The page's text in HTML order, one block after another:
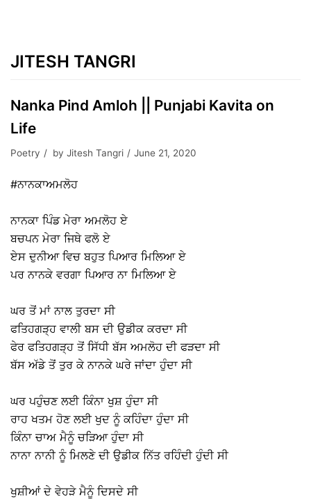
JITESH TANGRI
Nanka Pind Amloh || Punjabi Kavita on
Life
Poetry by Jitesh Tangri June 21, 2020
#ਨਾਨਕਾਅਮਲੋਹ ⠀
ਨਾਨਕਾ ਪਿੰਡ ਮੇਰਾ ਅਮਲੋਹ ਏ ⠀
ਬਚਪਨ ਮੇਰਾ ਜਿਥੇ ਫਲੋ ਏ ⠀
ਏਸ ਦੁਨੀਆ ਵਿਚ ਬਹੁਤ ਪਿਆਰ ਮਿਲਿਆ ਏ ⠀
ਪਰ ਨਾਨਕੇ ਵਰਗਾ ਪਿਆਰ ਨਾ ਮਿਲਿਆ ਏ ⠀
ਘਰ ਤੋਂ ਮਾਂ ਨਾਲ ਤੁਰਦਾ ਸੀ ⠀
ਫਤਿਹਗੜ੍ਹ ਵਾਲੀ ਬਸ ਦੀ ਉਡੀਕ ਕਰਦਾ ਸੀ ⠀
ਫੇਰ ਫਤਿਹਗੜ੍ਹ ਤੋਂ ਸਿੱਧੀ ਬੱਸ ਅਮਲੋਹ ਦੀ ਫੜਦਾ ਸੀ ⠀
ਬੱਸ ਅੱਡੇ ਤੋਂ ਤੁਰ ਕੇ ਨਾਨਕੇ ਘਰੇ ਜਾਂਦਾ ਹੁੰਦਾ ਸੀ ⠀
ਘਰ ਪਹੁੰਚਣ ਲਈ ਕਿੰਨਾ ਖੁਸ਼ ਹੁੰਦਾ ਸੀ ⠀
ਰਾਹ ਖਤਮ ਹੋਣ ਲਈ ਖੁਦ ਨੂੰ ਕਹਿੰਦਾ ਹੁੰਦਾ ਸੀ ⠀
ਕਿੰਨਾ ਚਾਅ ਮੈਨੂੰ ਚੜਿਆ ਹੁੰਦਾ ਸੀ ⠀
ਨਾਨਾ ਨਾਨੀ ਨੂੰ ਮਿਲਣੇ ਦੀ ਉਡੀਕ ਨਿੱਤ ਰਹਿੰਦੀ ਹੁੰਦੀ ਸੀ ⠀
ਖੁਸ਼ੀਆਂ ਦੇ ਵੇਹੜੇ ਮੈਨੂੰ ਦਿਸਦੇ ਸੀ ⠀